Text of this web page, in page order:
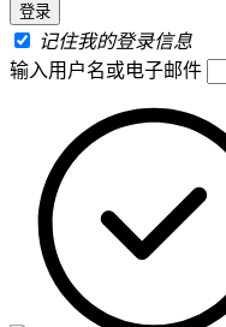
记住我的登录信息
输入用户名或电子邮件